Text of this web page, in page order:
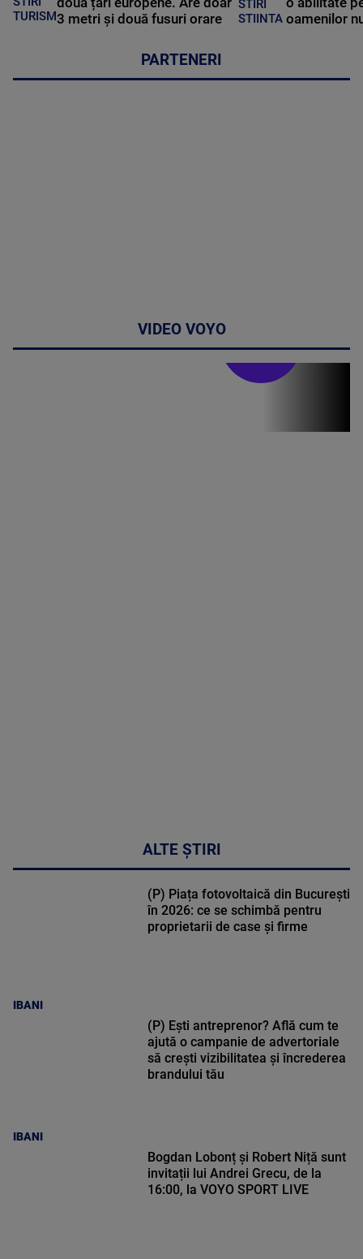
TURISM3 metri și două fusuri orare
STIRI
STIINTA oamenilor
PARTENERI
VIDEO VOYO
ALTE ȘTIRI
IBANI
(P) Piața fotovoltaică din București
în 2026: ce se schimbă pentru
proprietarii de case și firme
IBANI
(P) Ești antreprenor? Află cum te
ajută o campanie de advertoriale
să crești vizibilitatea și încrederea
brandului tău
Bogdan Lobonț și Robert Niță sunt
invitații lui Andrei Grecu, de la
16:00, la VOYO SPORT LIVE